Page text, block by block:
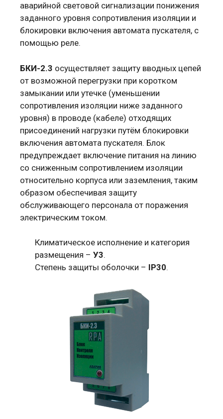
аварийной световой сигнализации понижения
заданного уровня сопротивления изоляции и
блокировки включения автомата пускателя, с
помощью реле.
БКИ-2.3 осуществляет защиту вводных цепей
от возможной перегрузки при коротком
замыкании или утечке (уменьшении
сопротивления изоляции ниже заданного
уровня) в проводе (кабеле) отходящих
присоединений нагрузки путём блокировки
включения автомата пускателя. Блок
предупреждает включение питания на линию
со сниженным сопротивлением изоляции
относительно корпуса или заземления, таким
образом обеспечивая защиту
обслуживающего персонала от поражения
электрическим током.
Климатическое исполнение и категория
размещения – У3.
Степень защиты оболочки – IР30.